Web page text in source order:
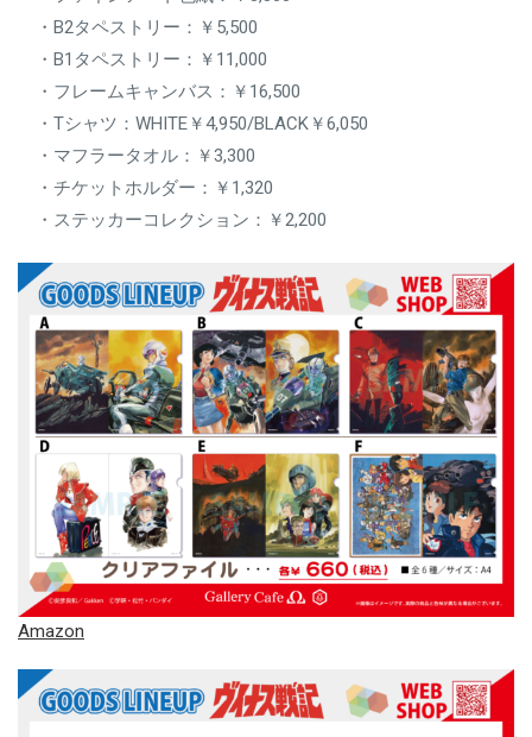
・B2タペストリー：￥5,500
・B1タペストリー：￥11,000
・フレームキャンバス：￥16,500
・Tシャツ：WHITE￥4,950/BLACK￥6,050
・マフラータオル：￥3,300
・チケットホルダー：￥1,320
・ステッカーコレクション：￥2,200
Amazon